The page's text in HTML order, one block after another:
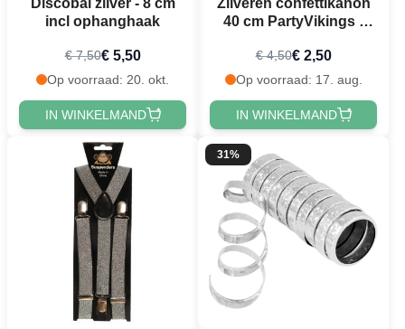
incl ophanghaak
€ 7,50€ 5,50
Op voorraad: 20. okt.
IN WINKELMAND
40 cm PartyVikings -
€ 4,50€ 2,50
Op voorraad: 17. aug.
IN WINKELMAND
31%